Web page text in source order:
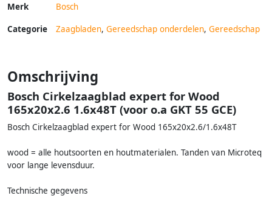
Merk Bosch
Categorie Zaagbladen, Gereedschap onderdelen, Gereedschap
Omschrijving
Bosch Cirkelzaagblad expert for Wood
165x20x2.6 1.6x48T (voor o.a GKT 55 GCE)
Bosch Cirkelzaagblad expert for Wood 165x20x2.6/1.6x48T
wood = alle houtsoorten en houtmaterialen. Tanden van Microteq
voor lange levensduur.
Technische gegevens